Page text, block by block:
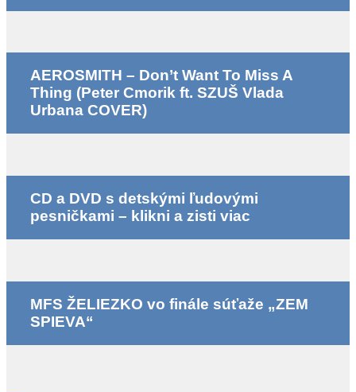
AEROSMITH – Don’t Want To Miss A
Thing (Peter Cmorik ft. SZUŠ Vlada
Urbana COVER)
CD a DVD s detskými ľudovými
pesničkami – klikni a zisti viac
MFS ŽELIEZKO vo finále súťaže „ZEM
SPIEVA“